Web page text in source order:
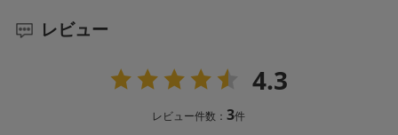
レビュー
4.3
レビュー件数：3件